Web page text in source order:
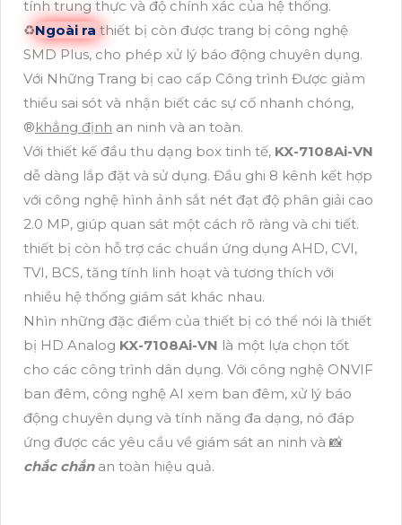
tính trung thực và độ chính xác của hệ thống.
♻Ngoài ra thiết bị còn được trang bị công nghệ
SMD Plus, cho phép xử lý báo động chuyên dụng.
Với Những Trang bị cao cấp Công trình Được giảm
thiểu sai sót và nhận biết các sự cố nhanh chóng,
®️khẳng định an ninh và an toàn.
Với thiết kế đầu thu dạng box tinh tế, KX-7108Ai-VN
dễ dàng lắp đặt và sử dụng. Đầu ghi 8 kênh kết hợp
với công nghệ hình ảnh sắt nét đạt độ phân giải cao
2.0 MP, giúp quan sát một cách rõ ràng và chi tiết.
thiết bị còn hỗ trợ các chuẩn ứng dụng AHD, CVI,
TVI, BCS, tăng tính linh hoạt và tương thích với
nhiều hệ thống giám sát khác nhau.
Nhìn những đặc điểm của thiết bị có thể nói là thiết
bị HD Analog KX-7108Ai-VN là một lựa chọn tốt
cho các công trình dân dụng. Với công nghệ ONVIF
ban đêm, công nghệ AI xem ban đêm, xử lý báo
động chuyên dụng và tính năng đa dạng, nó đáp
ứng được các yêu cầu về giám sát an ninh và 📸
chắc chắnan toàn hiệu quả.